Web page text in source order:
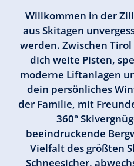
Willkommen in der
aus Skitagen
werden. Zwischen
dich weite Pisten,
moderne Liftanlagen
dein persönliches
der Familie, mit
360°
beeindruckende
Vielfalt des größten
Schneesicher,